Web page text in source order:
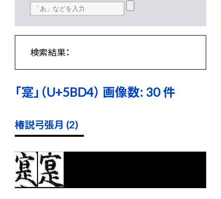
検索結果：
「寔」（U+5BD4） 画像数: 30 件
椿説弓張月 (2)